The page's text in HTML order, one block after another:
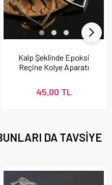
Kalp Şeklinde Epoksi
Reçine Kolye Aparatı
45,00 TL
DA TAVSIYE